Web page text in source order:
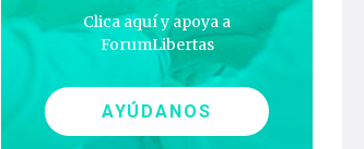
Clica aquí y apoya a
ForumLibertas
AYÚDANOS